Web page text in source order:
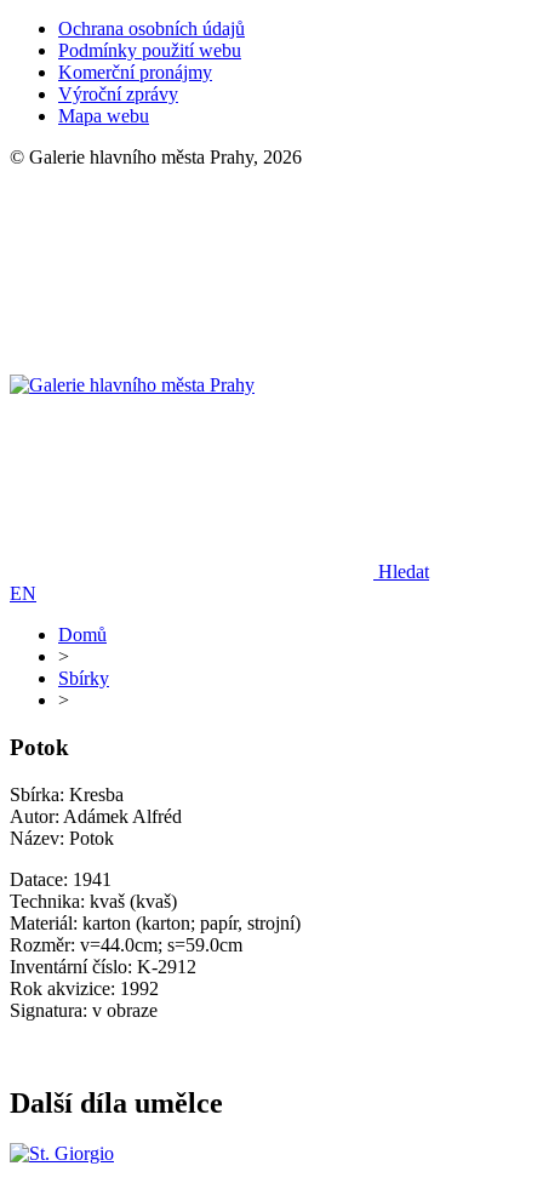
Ochrana osobních údajů
Podmínky použití webu
Komerční pronájmy
Výroční zprávy
Mapa webu
© Galerie hlavního města Prahy, 2026
Hledat
EN
Domů
>
Sbírky
>
Potok
Sbírka: Kresba
Autor: Adámek Alfréd
Název: Potok
Datace: 1941
Technika: kvaš (kvaš)
Materiál: karton (karton; papír, strojní)
Rozměr: v=44.0cm; s=59.0cm
Inventární číslo: K-2912
Rok akvizice: 1992
Signatura: v obraze
Další díla umělce